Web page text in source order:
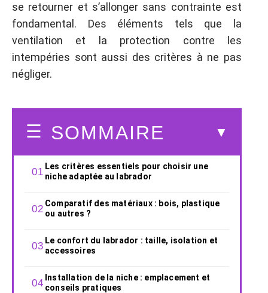
se retourner et s’allonger sans contrainte est
fondamental. Des éléments tels que la
ventilation et la protection contre les
intempéries sont aussi des critères à ne pas
négliger.
SOMMAIRE
Les critères essentiels pour choisir une
niche adaptée au labrador
Comparatif des matériaux : bois, plastique
ou autres ?
Le confort du labrador : taille, isolation et
accessoires
Installation de la niche : emplacement et
conseils pratiques